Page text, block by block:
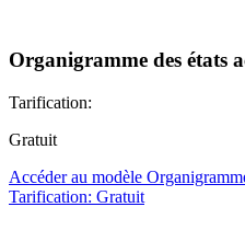
Organigramme des états
Tarification:
Gratuit
Accéder au modèle
Tarification: Gratuit